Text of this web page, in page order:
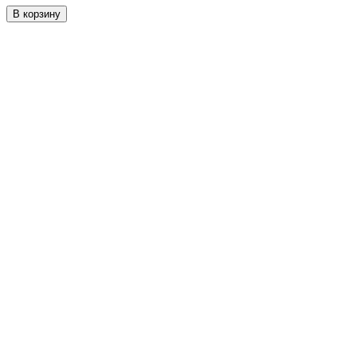
В корзину